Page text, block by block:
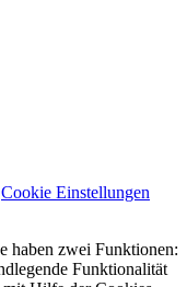
Cookie Einstellungen
haben zwei Funktionen:
Funktionalität